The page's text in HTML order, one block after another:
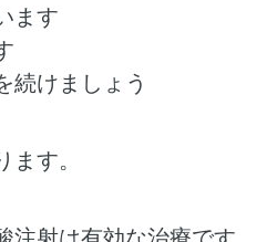
ます
続けましょう
す。